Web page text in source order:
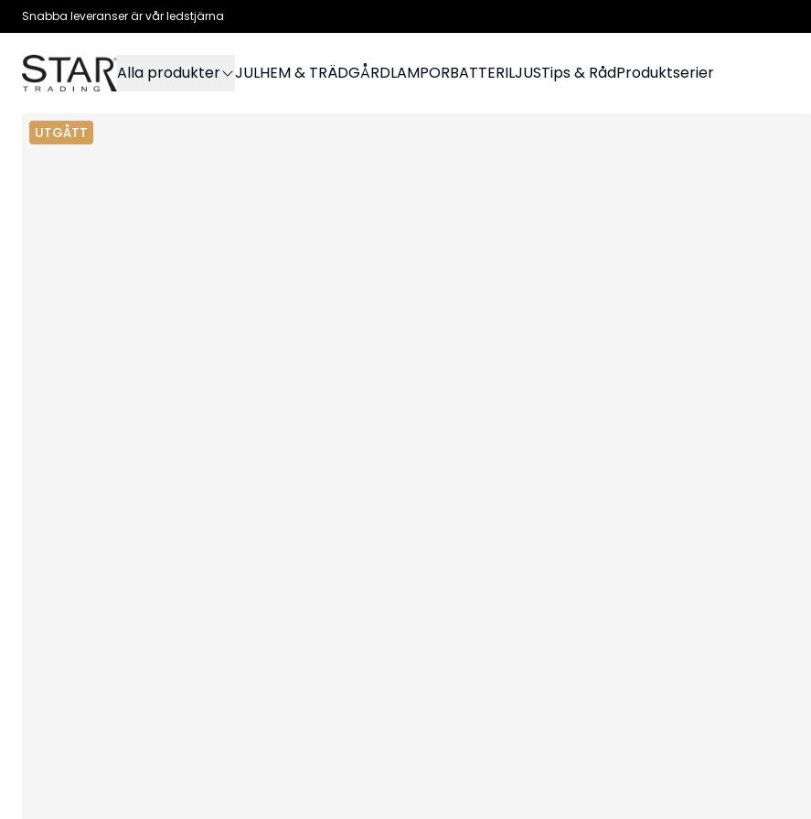
Snabba leveranser är vår ledstjärna
Alla produkter JULHEM & TRÄDGÅRDLAMPORBATTERILJUSTips & RådProduktserier
UTGÅTT